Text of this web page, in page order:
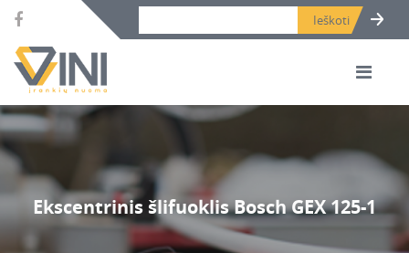
Search bar place.
Ekscentrinis šlifuoklis Bosch GEX 125-1